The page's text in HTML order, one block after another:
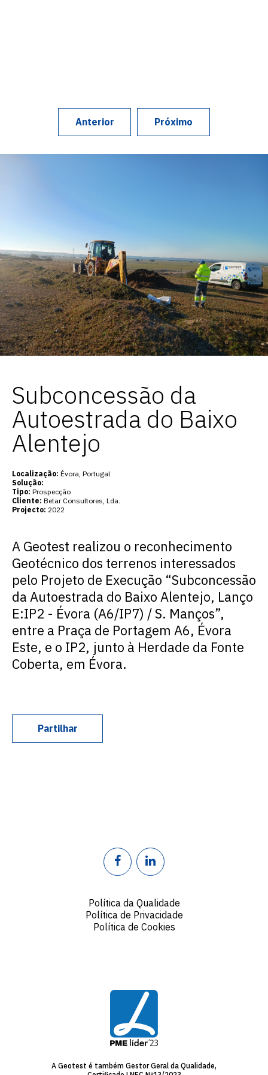
Anterior Próximo
Subconcessão da
Autoestrada do Baixo
Alentejo
Localização: Évora, Portugal
Solução:
Tipo: Prospecção
Cliente: Betar Consultores, Lda.
Projecto: 2022
A Geotest realizou o reconhecimento
Geotécnico dos terrenos interessados
pelo Projeto de Execução “Subconcessão
da Autoestrada do Baixo Alentejo, Lanço
E:IP2 - Évora (A6/IP7) / S. Manços”,
entre a Praça de Portagem A6, Évora
Este, e o IP2, junto à Herdade da Fonte
Coberta, em Évora.
Partilhar
Política da Qualidade
Política de Privacidade
Política de Cookies
A Geotest é também Gestor Geral da Qualidade,